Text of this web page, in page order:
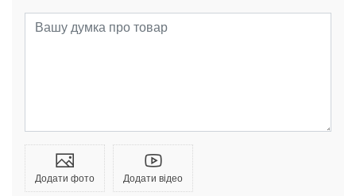
Додати фото Додати відео